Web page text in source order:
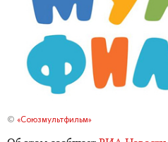
© «Союзмультфильм»